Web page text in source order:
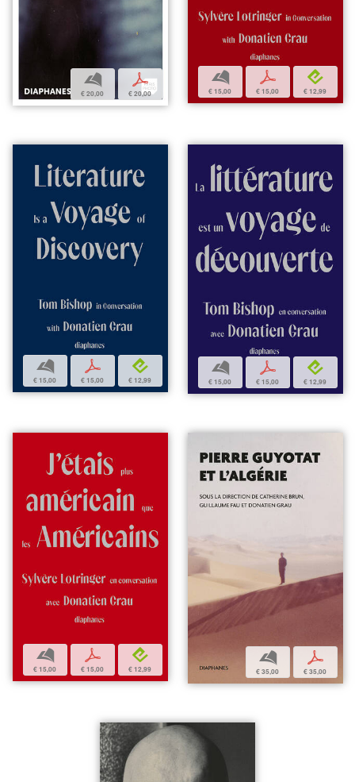
b
€ 20,00
p
€ 20,00
b
€ 15,00
p
€ 15,00
e
€ 12,99
b
€ 15,00
p
€ 15,00
e
€ 12,99
b
€ 15,00
p
€ 15,00
e
€ 12,99
b
€ 15,00
p
€ 15,00
e
€ 12,99
b
€ 35,00
p
€ 35,00